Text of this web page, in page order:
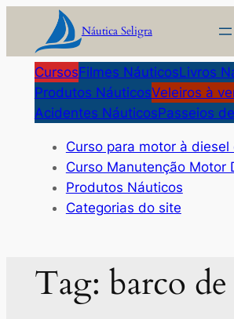
o
conteúdo
Náutica Seligra
CursosFilmes NáuticosLivros
Produtos NáuticosVeleiros à
Acidentes NáuticosPasseios
Curso para motor à diesel
Curso Manutenção Motor
Produtos Náuticos
Categorias do site
Tag: barco de